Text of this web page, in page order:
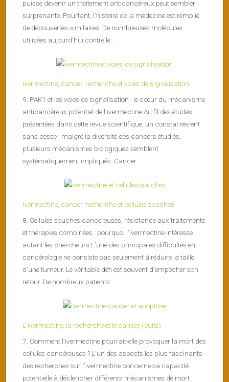
puisse devenir un traitement anticancéreux peut sembler
surprenante. Pourtant, l’histoire de la médecine est remplie
de découvertes similaires. De nombreuses molécules
utilisées aujourd’hui contre le...
Ivermectine, cancer, recherche et voies de signalisation
9. PAK1 et les voies de signalisation : le cœur du mécanisme
anticancéreux potentiel de l’ivermectine Au fil des études
présentées dans cette revue scientifique, un constat revient
sans cesse : malgré la diversité des cancers étudiés,
plusieurs mécanismes biologiques semblent
systématiquement impliqués. Cancer...
Ivermectine, cancer, recherche et cellules souches
8. Cellules souches cancéreuses, résistance aux traitements
et thérapies combinées : pourquoi l’ivermectine intéresse
autant les chercheurs L’une des principales difficultés en
cancérologie ne consiste pas seulement à réduire la taille
d’une tumeur. Le véritable défi est souvent d’empêcher son
retour. De nombreux patients...
L’ivermectine, la recherche et le cancer (suite)
7. Comment l’ivermectine pourrait-elle provoquer la mort des
cellules cancéreuses ? L’un des aspects les plus fascinants
des recherches sur l’ivermectine concerne sa capacité
potentielle à déclencher différents mécanismes de mort